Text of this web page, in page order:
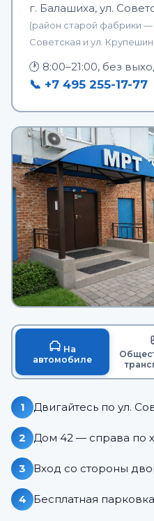
г. Балашиха, ул.
(район старой фабрики —
Советская и ул.
🕐 8:00–21:00, без
📞 +7 495 255-17-77
автомобиле
1 Двигайтесь по ул.
2 Дом 42 — справа по
3 Вход со стороны
4 Бесплатная